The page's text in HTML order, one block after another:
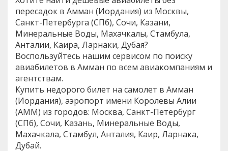
пересадок в Амман (Иордания) из Москвы,
Санкт-Петербурга (СПб), Сочи, Казани,
Минеральные Воды, Махачкалы, Стамбула,
Анталии, Каира, Ларнаки, Дубая?
Воспользуйтесь нашим сервисом по поиску
авиабилетов в Амман по всем авиакомпаниям и
агентствам.
Купить недорого билет на самолет в Амман
(Иордания), аэропорт имени Королевы Алии
(AMM) из городов: Москва, Санкт-Петербург
(СПб), Сочи, Казань, Минеральные Воды,
Махачкала, Стамбул, Анталия, Каир, Ларнака,
Дубай.